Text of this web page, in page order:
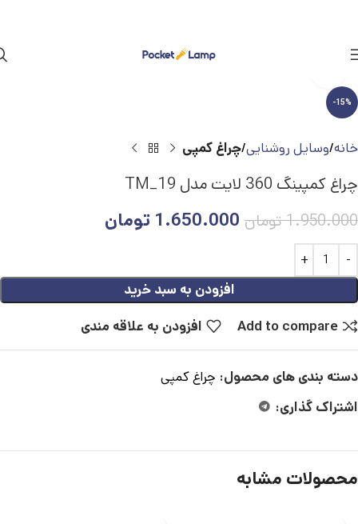
-15%
خانه وسایل روشنایی چراغ کمپی
چراغ کمپینگ 360 لایت مدل TM_19
1.950.000تومان 1.650.000 تومان
افزودن به سبد خرید
Add to compare
افزودن به علاقه مندی
دسته بندی های محصول: چراغ کمپی
اشتراک گذاری:
محصولات مشابه